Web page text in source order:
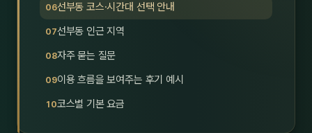
울산
24
선부동 코스·시간대 선택 안내
선부동 인근 지역
자주 묻는 질문
이용 흐름을 보여주는 후기 예시
코스별 기본 요금